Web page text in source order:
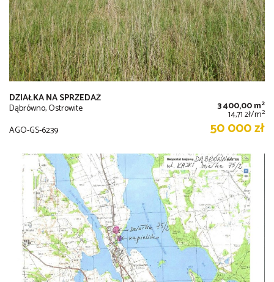
DZIAŁKA NA SPRZEDAŻ
Dąbrówno, Ostrowite 3 400,00 m2
14,71 zł/m2
AGO-GS-6239 50 000 zł